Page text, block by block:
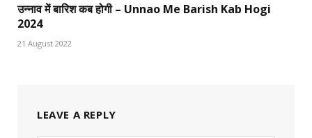
उन्नाव में बारिश कब होगी – Unnao Me Barish Kab Hogi
2024
21 August 2022
LEAVE A REPLY